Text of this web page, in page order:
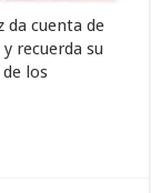
da cuenta de
recuerda su
los